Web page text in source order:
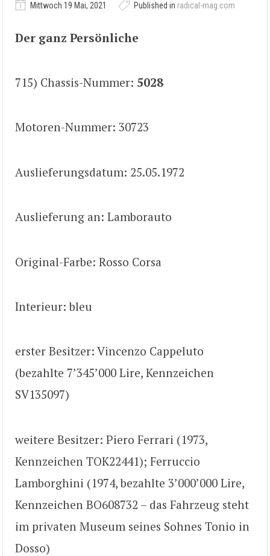
Mittwoch 19 Mai, 2021 Published in radical-mag.com
Der ganz Persönliche
715) Chassis-Nummer: 5028
Motoren-Nummer: 30723
Auslieferungsdatum: 25.05.1972
Auslieferung an: Lamborauto
Original-Farbe: Rosso Corsa
Interieur: bleu
erster Besitzer: Vincenzo Cappeluto
(bezahlte 7’345’000 Lire, Kennzeichen
SV135097)
weitere Besitzer: Piero Ferrari (1973,
Kennzeichen TOK22441); Ferruccio
Lamborghini (1974, bezahlte 3’000’000 Lire,
Kennzeichen BO608732 – das Fahrzeug steht
im privaten Museum seines Sohnes Tonio in
Dosso)